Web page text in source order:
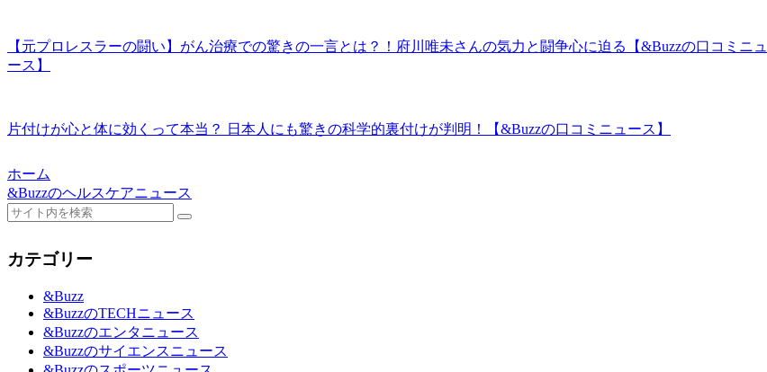
【元プロレスラーの闘い】がん治療での驚きの一言とは？！府川唯未さんの気力と闘争心に迫る【&Buzzの口コミニュ
ース】
片付けが心と体に効くって本当？ 日本人にも驚きの科学的裏付けが判明！【&Buzzの口コミニュース】
ホーム
&Buzzのヘルスケアニュース
カテゴリー
&Buzz
&BuzzのTECHニュース
&Buzzのエンタニュース
&Buzzのサイエンスニュース